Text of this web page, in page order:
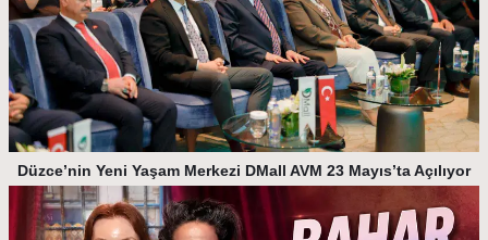
Düzce’nin Yeni Yaşam Merkezi DMall AVM 23 Mayıs’ta Açılıyor